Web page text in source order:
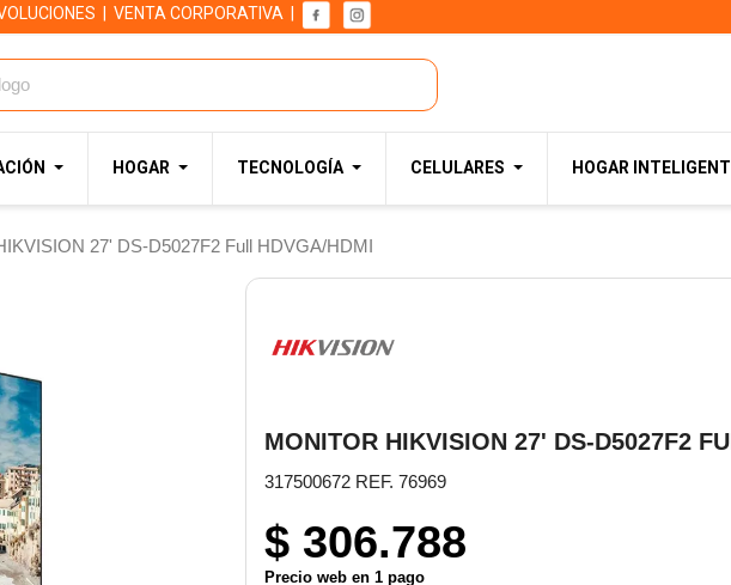
VENTA CORPORATIVA
HOGAR TECNOLOGÍA CELULARES HOGAR
27' DS-D5027F2 Full HDVGA/HDMI
MONITOR HIKVISION 27' DS-D5027F2
317500672 REF. 76969
$ 306.788
Precio web en 1 pago